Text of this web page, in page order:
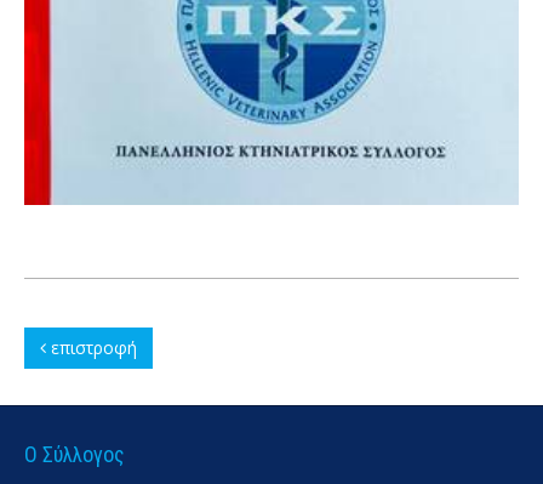
επιστροφή
Ο Σύλλογος